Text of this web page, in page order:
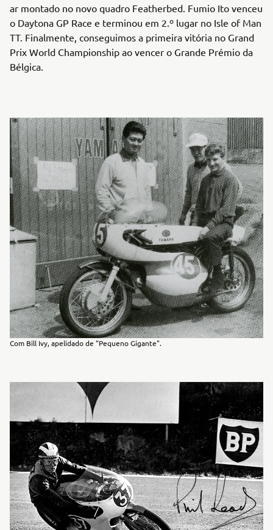
ar montado no novo quadro Featherbed. Fumio Ito venceu
o Daytona GP Race e terminou em 2.º lugar no Isle of Man
TT. Finalmente, conseguimos a primeira vitória no Grand
Prix World Championship ao vencer o Grande Prémio da
Bélgica.
Com Bill Ivy, apelidado de "Pequeno Gigante".